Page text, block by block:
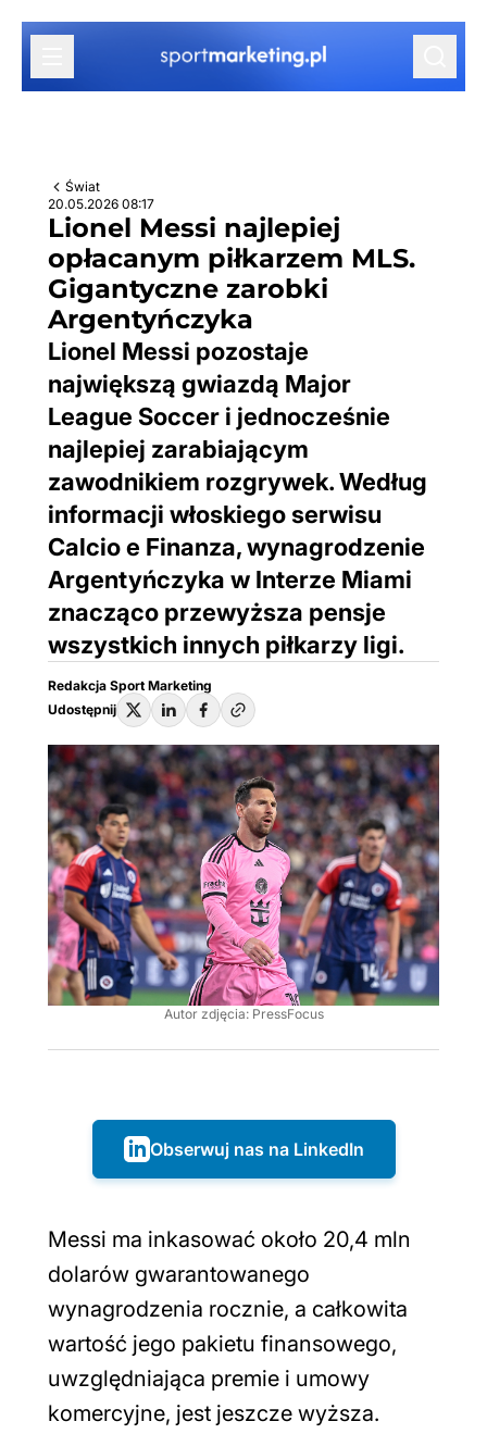
Przejdź do treści
Świat
20.05.2026 08:17
Lionel Messi najlepiej
opłacanym piłkarzem MLS.
Gigantyczne zarobki
Argentyńczyka
Lionel Messi pozostaje
największą gwiazdą Major
League Soccer i jednocześnie
najlepiej zarabiającym
zawodnikiem rozgrywek. Według
informacji włoskiego serwisu
Calcio e Finanza, wynagrodzenie
Argentyńczyka w Interze Miami
znacząco przewyższa pensje
wszystkich innych piłkarzy ligi.
Redakcja Sport Marketing
Udostępnij
Autor zdjęcia: PressFocus
Obserwuj nas na LinkedIn
Messi ma inkasować około 20,4 mln
dolarów gwarantowanego
wynagrodzenia rocznie, a całkowita
wartość jego pakietu finansowego,
uwzględniająca premie i umowy
komercyjne, jest jeszcze wyższa.